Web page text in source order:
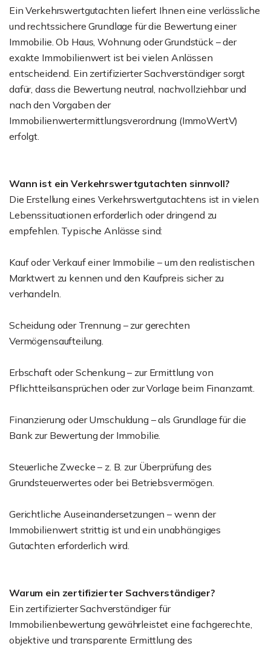
Ein Verkehrswertgutachten liefert Ihnen eine verlässliche
und rechtssichere Grundlage für die Bewertung einer
Immobilie. Ob Haus, Wohnung oder Grundstück – der
exakte Immobilienwert ist bei vielen Anlässen
entscheidend. Ein zertifizierter Sachverständiger sorgt
dafür, dass die Bewertung neutral, nachvollziehbar und
nach den Vorgaben der
Immobilienwertermittlungsverordnung (ImmoWertV)
erfolgt.
Wann ist ein Verkehrswertgutachten sinnvoll?
Die Erstellung eines Verkehrswertgutachtens ist in vielen
Lebenssituationen erforderlich oder dringend zu
empfehlen. Typische Anlässe sind:
Kauf oder Verkauf einer Immobilie – um den realistischen
Marktwert zu kennen und den Kaufpreis sicher zu
verhandeln.
Scheidung oder Trennung – zur gerechten
Vermögensaufteilung.
Erbschaft oder Schenkung – zur Ermittlung von
Pflichtteilsansprüchen oder zur Vorlage beim Finanzamt.
Finanzierung oder Umschuldung – als Grundlage für die
Bank zur Bewertung der Immobilie.
Steuerliche Zwecke – z. B. zur Überprüfung des
Grundsteuerwertes oder bei Betriebsvermögen.
Gerichtliche Auseinandersetzungen – wenn der
Immobilienwert strittig ist und ein unabhängiges
Gutachten erforderlich wird.
Warum ein zertifizierter Sachverständiger?
Ein zertifizierter Sachverständiger für
Immobilienbewertung gewährleistet eine fachgerechte,
objektive und transparente Ermittlung des